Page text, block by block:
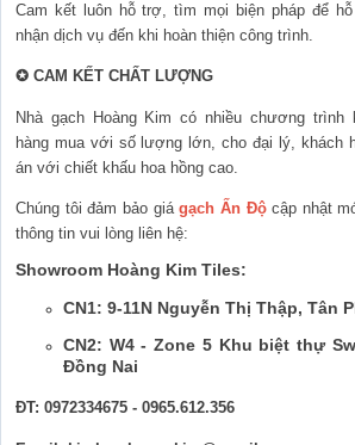
Cam kết luôn hỗ trợ, tìm mọi biện pháp để
nhận dịch vụ đến khi hoàn thiện công trình.
✪ CAM KẾT CHẤT LƯỢNG
Nhà gạch Hoàng Kim có nhiều chương trình
hàng mua với số lượng lớn, cho đại lý, khách
án với chiết khấu hoa hồng cao.
Chúng tôi đảm bảo giá gạch Ấn Độ cập nhật
thông tin vui lòng liên hệ:
Showroom Hoàng Kim Tiles:
CN1: 9-11N Nguyễn Thị Thập, Tân
CN2: W4 - Zone 5 Khu biệt thự
Đồng Nai
ĐT: 0972334675 - 0965.612.356